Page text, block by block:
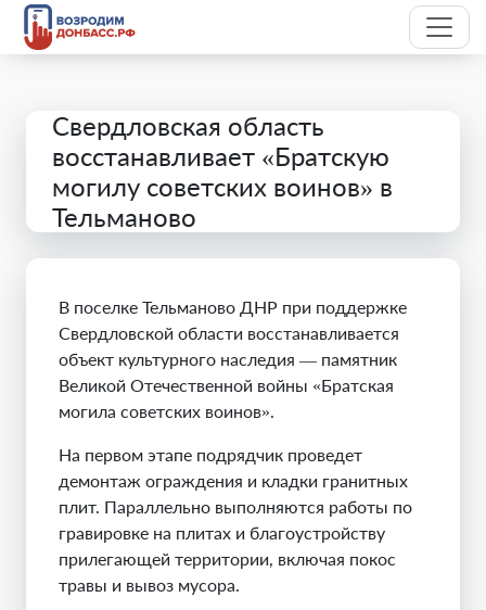
Свердловская область
восстанавливает «Братскую
могилу советских воинов» в
Тельманово
В поселке Тельманово ДНР при поддержке
Свердловской области восстанавливается
объект культурного наследия — памятник
Великой Отечественной войны «Братская
могила советских воинов».
На первом этапе подрядчик проведет
демонтаж ограждения и кладки гранитных
плит. Параллельно выполняются работы по
гравировке на плитах и благоустройству
прилегающей территории, включая покос
травы и вывоз мусора.